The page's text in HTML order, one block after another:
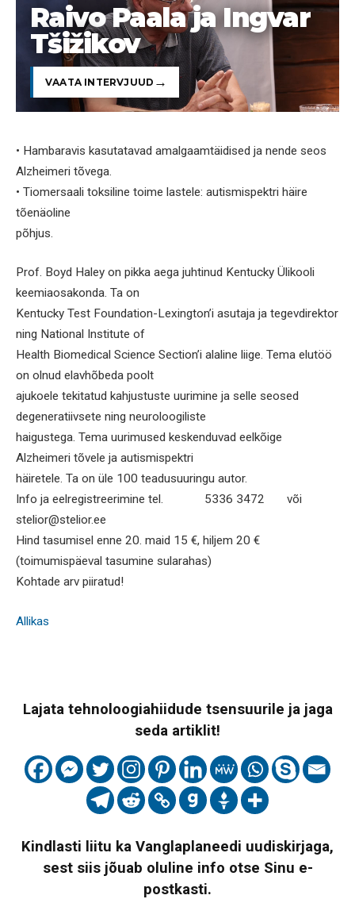
Raivo Paala ja Ingvar
Tšižikov
VAATA INTERVJUUD
• Hambaravis kasutatavad amalgaamtäidised ja nende seos
Alzheimeri tõvega.
• Tiomersaali toksiline toime lastele: autismispektri häire
tõenäoline
põhjus.
Prof. Boyd Haley on pikka aega juhtinud Kentucky Ülikooli
keemiaosakonda. Ta on
Kentucky Test Foundation-Lexington’i asutaja ja tegevdirektor
ning National Institute of
Health Biomedical Science Section’i alaline liige. Tema elutöö
on olnud elavhõbeda poolt
ajukoele tekitatud kahjustuste uurimine ja selle seosed
degeneratiivsete ning neuroloogiliste
haigustega. Tema uurimused keskenduvad eelkõige
Alzheimeri tõvele ja autismispektri
häiretele. Ta on üle 100 teadusuuringu autor.
Info ja eelregistreerimine tel. 5336 3472 või
stelior@stelior.ee
Hind tasumisel enne 20. maid 15 €, hiljem 20 €
(toimumispäeval tasumine sularahas)
Kohtade arv piiratud!
Allikas
Lajata tehnoloogiahiidude tsensuurile ja jaga
seda artiklit!
Kindlasti liitu ka Vanglaplaneedi uudiskirjaga,
sest siis jõuab oluline info otse Sinu e-
postkasti.